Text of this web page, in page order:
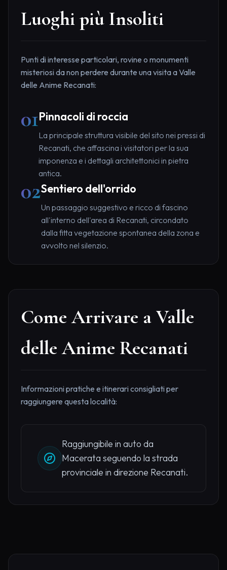
Luoghi più Insoliti
Punti di interesse particolari, rovine o monumenti
misteriosi da non perdere durante una visita a Valle
delle Anime Recanati:
01Pinnacoli di roccia
La principale struttura visibile del sito nei pressi di
Recanati, che affascina i visitatori per la sua
imponenza e i dettagli architettonici in pietra
antica.
02Sentiero dell'orrido
Un passaggio suggestivo e ricco di fascino
all'interno dell'area di Recanati, circondato
dalla fitta vegetazione spontanea della zona e
avvolto nel silenzio.
Come Arrivare a Valle
delle Anime Recanati
Informazioni pratiche e itinerari consigliati per
raggiungere questa località:
Raggiungibile in auto da
Macerata seguendo la strada
provinciale in direzione Recanati.